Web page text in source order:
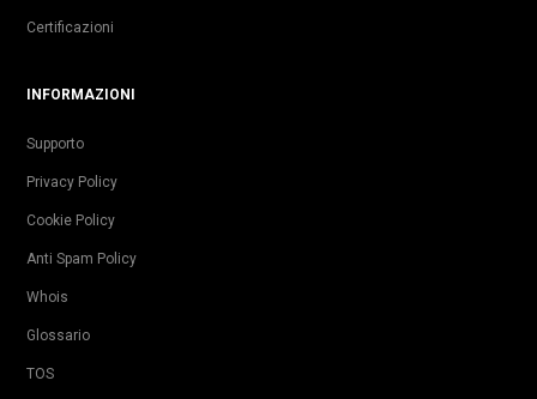
Certificazioni
INFORMAZIONI
Supporto
Privacy Policy
Cookie Policy
Anti Spam Policy
Whois
Glossario
TOS